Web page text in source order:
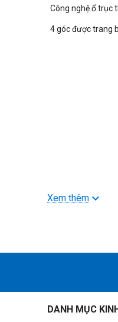
Công nghệ ổ trục
4 góc được trang
Xem thêm
DANH MỤC